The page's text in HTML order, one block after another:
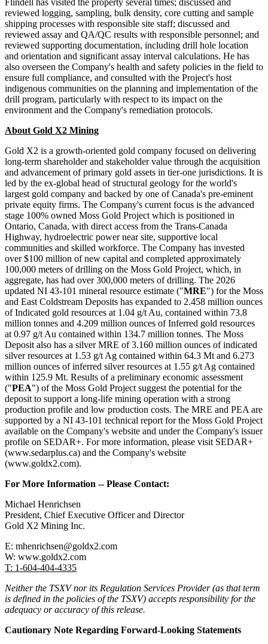
reviewed logging, sampling, bulk density, core cutting and sample
shipping processes with responsible site staff; discussed and
reviewed assay and QA/QC results with responsible personnel; and
reviewed supporting documentation, including drill hole location
and orientation and significant assay interval calculations. He has
also overseen the Company's health and safety policies in the field to
ensure full compliance, and consulted with the Project's host
indigenous communities on the planning and implementation of the
drill program, particularly with respect to its impact on the
environment and the Company's remediation protocols.
About Gold X2 Mining
Gold X2 is a growth-oriented gold company focused on delivering
long-term shareholder and stakeholder value through the acquisition
and advancement of primary gold assets in tier-one jurisdictions. It is
led by the ex-global head of structural geology for the world's
largest gold company and backed by one of Canada's pre-eminent
private equity firms. The Company's current focus is the advanced
stage 100% owned Moss Gold Project which is positioned in
Ontario, Canada, with direct access from the Trans-Canada
Highway, hydroelectric power near site, supportive local
communities and skilled workforce. The Company has invested
over $100 million of new capital and completed approximately
100,000 meters of drilling on the Moss Gold Project, which, in
aggregate, has had over 300,000 meters of drilling. The 2026
updated NI 43-101 mineral resource estimate ("MRE") for the Moss
and East Coldstream Deposits has expanded to 2.458 million ounces
of Indicated gold resources at 1.04 g/t Au, contained within 73.8
million tonnes and 4.209 million ounces of Inferred gold resources
at 0.97 g/t Au contained within 134.7 million tonnes. The Moss
Deposit also has a silver MRE of 3.160 million ounces of indicated
silver resources at 1.53 g/t Ag contained within 64.3 Mt and 6.273
million ounces of inferred silver resources at 1.55 g/t Ag contained
within 125.9 Mt. Results of a preliminary economic assessment
("PEA") of the Moss Gold Project suggest the potential for the
deposit to support a long-life mining operation with a strong
production profile and low production costs. The MRE and PEA are
supported by a NI 43-101 technical report for the Moss Gold Project
available on the Company's website and under the Company's issuer
profile on SEDAR+. For more information, please visit SEDAR+
(www.sedarplus.ca) and the Company's website
(www.goldx2.com).
For More Information -- Please Contact:
Michael Henrichsen
President, Chief Executive Officer and Director
Gold X2 Mining Inc.
E: mhenrichsen@goldx2.com
W: www.goldx2.com
T: 1-604-404-4335
Neither the TSXV nor its Regulation Services Provider (as that term
is defined in the policies of the TSXV) accepts responsibility for the
adequacy or accuracy of this release.
Cautionary Note Regarding Forward-Looking Statements